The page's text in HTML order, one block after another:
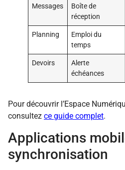
Messages
Boîte de
réception
Planning
Emploi du
temps
Devoirs
Alerte
échéances
Pour découvrir l’Espace
consultez ce guide complet.
Applications
synchronisation